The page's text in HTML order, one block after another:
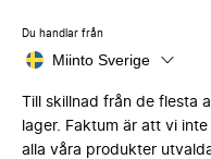
Du handlar från
Miinto Sverige
Till skillnad från de flesta
lager. Faktum är att vi
alla våra produkter